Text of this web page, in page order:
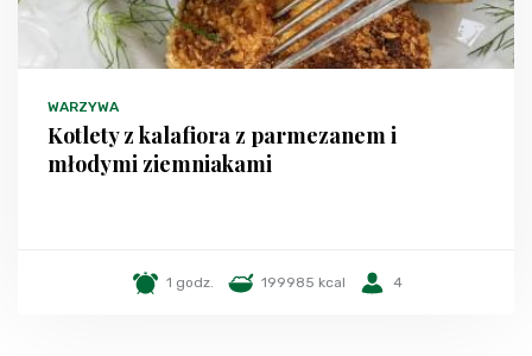
WARZYWA
Kotlety z kalafiora z parmezanem i
młodymi ziemniakami
1 godz. 199985 kcal 4